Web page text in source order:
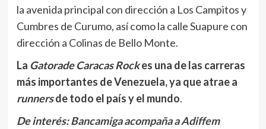
la avenida principal con dirección a Los Campitos y
Cumbres de Curumo, así como la calle Suapure con
dirección a Colinas de Bello Monte.
La Gatorade Caracas Rockes una de las carreras
más importantes de Venezuela, ya que atrae a
runnersde todo el país y el mundo.
De interés:Bancamiga acompaña a Adiffem